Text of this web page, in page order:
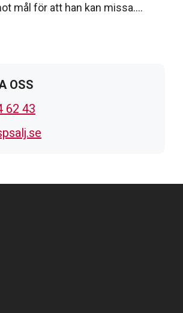
mål för att han kan missa….
OSS
62 43